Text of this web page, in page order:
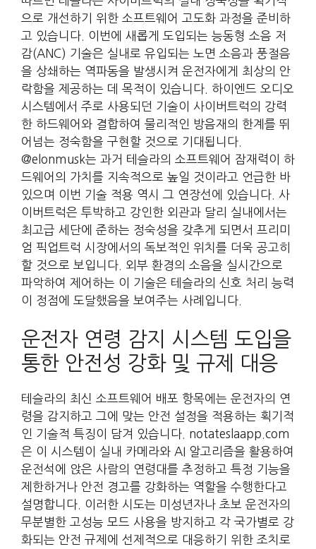
으로 개선하기 위한 소프트웨어 고도화 과정을 준비하
고 있습니다. 이번에 새롭게 도입되는 능동형 소음 저
감(ANC) 기술은 실내로 유입되는 노면 소음과 풍절음
을 상쇄하는 역파동을 발생시켜 운전자에게 최상의 안
락함을 제공하는 데 목적이 있습니다. 하이엔드 오디오
시스템에서 주로 사용되던 기술이 사이버트럭의 강력
한 하드웨어와 결합하여 물리적인 방음재의 한계를 뛰
어넘는 정숙함을 구현할 것으로 기대됩니다.
@elonmusk는 과거 테슬라의 소프트웨어 잠재력이 하
드웨어의 가치를 지속적으로 높일 것이라고 언급한 바
있으며 이번 기술 적용 역시 그 연장선에 있습니다. 사
이버트럭은 투박하고 강인한 외관과 달리 실내에서는
최고급 세단에 준하는 정숙성을 갖추게 되면서 프리미
엄 픽업트럭 시장에서의 독보적인 위치를 더욱 공고히
할 것으로 보입니다. 외부 환경의 소음을 실시간으로
파악하여 제어하는 이 기술은 테슬라의 신호 처리 능력
이 정점에 도달했음을 보여주는 사례입니다.
운전자 연령 감지 시스템 도입을
통한 안전성 강화 및 규제 대응
테슬라의 최신 소프트웨어 배포 항목에는 운전자의 연
령을 감지하고 그에 맞는 안전 설정을 적용하는 획기적
인 기술적 특징이 담겨 있습니다. notateslaapp.com
은 이 시스템이 실내 카메라와 AI 알고리즘을 활용하여
운전석에 앉은 사람의 연령대를 추정하고 특정 기능을
제한하거나 안전 경고를 강화하는 역할을 수행한다고
설명합니다. 이러한 시도는 미성년자나 초보 운전자의
무분별한 고성능 모드 사용을 방지하고 각 국가별로 강
화되는 안전 규제에 선제적으로 대응하기 위한 조치로